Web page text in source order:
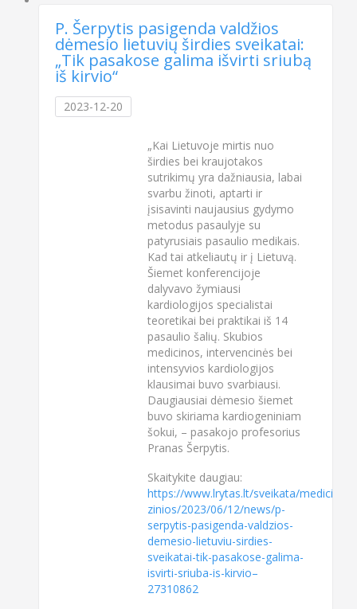
P. Šerpytis pasigenda valdžios
dėmesio lietuvių širdies sveikatai:
„Tik pasakose galima išvirti sriubą
iš kirvio“
2023-12-20
„Kai Lietuvoje mirtis nuo
širdies bei kraujotakos
sutrikimų yra dažniausia, labai
svarbu žinoti, aptarti ir
įsisavinti naujausius gydymo
metodus pasaulyje su
patyrusiais pasaulio medikais.
Kad tai atkeliautų ir į Lietuvą.
Šiemet konferencijoje
dalyvavo žymiausi
kardiologijos specialistai
teoretikai bei praktikai iš 14
pasaulio šalių. Skubios
medicinos, intervencinės bei
intensyvios kardiologijos
klausimai buvo svarbiausi.
Daugiausiai dėmesio šiemet
buvo skiriama kardiogeniniam
šokui, – pasakojo profesorius
Pranas Šerpytis.
Skaitykite daugiau:
https://www.lrytas.lt/sveikata/medicinos-
zinios/2023/06/12/news/p-
serpytis-pasigenda-valdzios-
demesio-lietuviu-sirdies-
sveikatai-tik-pasakose-galima-
isvirti-sriuba-is-kirvio–
27310862